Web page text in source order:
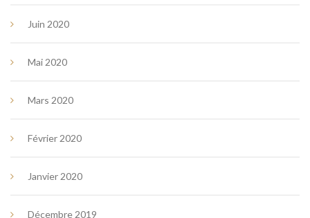
Juin 2020
Mai 2020
Mars 2020
Février 2020
Janvier 2020
Décembre 2019